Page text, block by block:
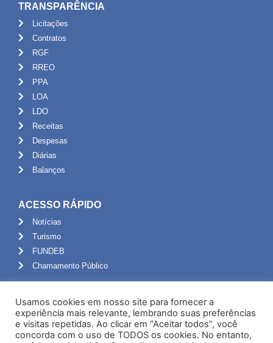
TRANSPARÊNCIA
Licitações
Contratos
RGF
RREO
PPA
LOA
LDO
Receitas
Despesas
Diárias
Balanços
ACESSO RÁPIDO
Notícias
Turismo
FUNDEB
Chamamento Público
Portal do Servidor
Webmail
Administração
Usamos cookies em nosso site para fornecer a
experiência mais relevante, lembrando suas preferências
e visitas repetidas. Ao clicar em “Aceitar todos”, você
concorda com o uso de TODOS os cookies. No entanto,